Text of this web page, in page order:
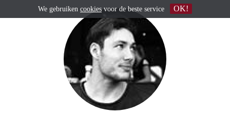
We gebruiken cookiesvoor de beste service OK!